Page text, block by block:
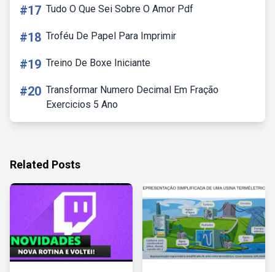
#17 Tudo O Que Sei Sobre O Amor Pdf
#18 Troféu De Papel Para Imprimir
#19 Treino De Boxe Iniciante
#20 Transformar Numero Decimal Em Fração
Exercicios 5 Ano
Related Posts